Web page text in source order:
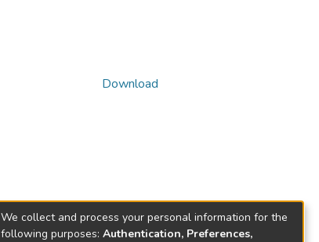
Download
We collect and process your personal information for the
following purposes: Authentication, Preferences,